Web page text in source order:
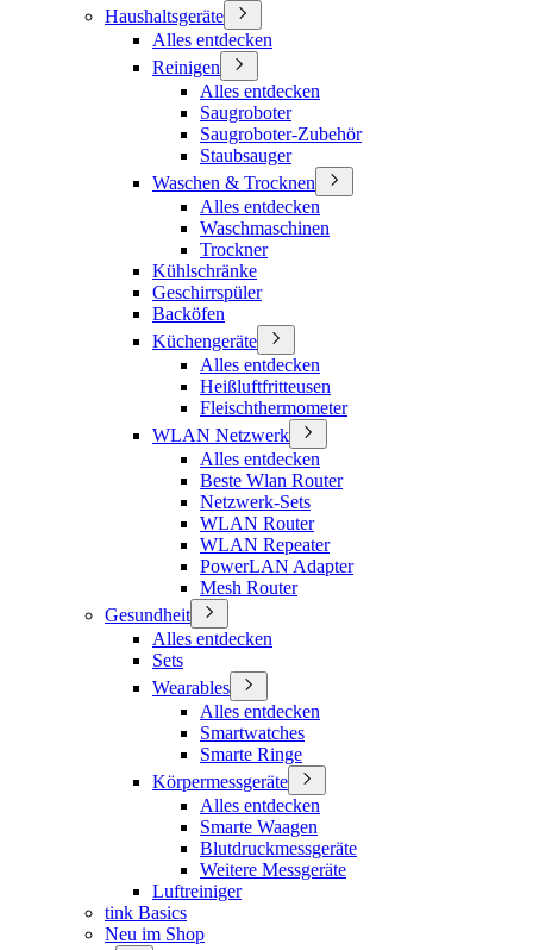
Haushaltsgeräte
Alles entdecken
Reinigen
Alles entdecken
Saugroboter
Saugroboter-Zubehör
Staubsauger
Waschen & Trocknen
Alles entdecken
Waschmaschinen
Trockner
Kühlschränke
Geschirrspüler
Backöfen
Küchengeräte
Alles entdecken
Heißluftfritteusen
Fleischthermometer
WLAN Netzwerk
Alles entdecken
Beste Wlan Router
Netzwerk-Sets
WLAN Router
WLAN Repeater
PowerLAN Adapter
Mesh Router
Gesundheit
Alles entdecken
Sets
Wearables
Alles entdecken
Smartwatches
Smarte Ringe
Körpermessgeräte
Alles entdecken
Smarte Waagen
Blutdruckmessgeräte
Weitere Messgeräte
Luftreiniger
tink Basics
Neu im Shop